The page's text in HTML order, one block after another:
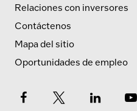
Relaciones con inversores
Contáctenos
Mapa del sitio
Oportunidades de empleo